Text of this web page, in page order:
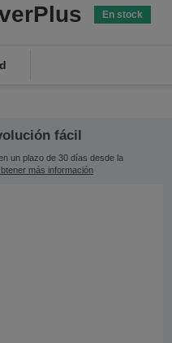
En stock
fácil
un plazo de 30 días desde la
más información